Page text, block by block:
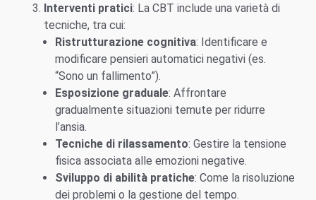
Interventi pratici: La CBT include una varietà di
tecniche, tra cui:
Ristrutturazione cognitiva: Identificare e
modificare pensieri automatici negativi (es.
“Sono un fallimento”).
Esposizione graduale: Affrontare
gradualmente situazioni temute per ridurre
l’ansia.
Tecniche di rilassamento: Gestire la tensione
fisica associata alle emozioni negative.
Sviluppo di abilità pratiche: Come la risoluzione
dei problemi o la gestione del tempo.